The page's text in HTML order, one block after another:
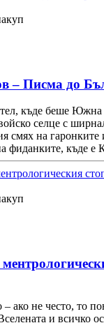
– Писма до
къде беше
селце с
смях на гаронките
фиданките, къде е
– ако не често, то
и всичко